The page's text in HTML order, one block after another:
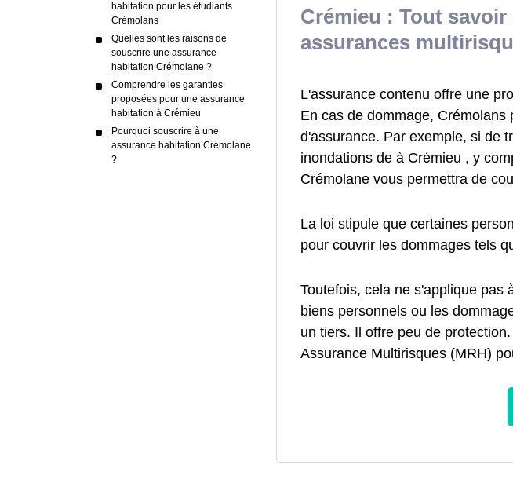
habitation pour les étudiants
Crémolans
Quelles sont les raisons de
souscrire une assurance
habitation Crémolane ?
Comprendre les garanties
proposées pour une assurance
habitation à Crémieu
Pourquoi souscrire à une
assurance habitation Crémolane
?
Crémieu : Tout
assurances
L'assurance contenu offre une
En cas de dommage,
d'assurance. Par exemple, si de
inondations de à Crémieu , y
Crémolane vous permettra de
La loi stipule que certaines
pour couvrir les dommages tels
Toutefois, cela ne s'applique pas
biens personnels ou les
un tiers. Il offre peu de
Assurance Multirisques (MRH)